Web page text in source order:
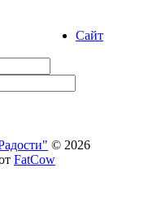
Сайт
© 2026
FatCow